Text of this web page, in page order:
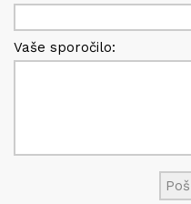
Vaše sporočilo: